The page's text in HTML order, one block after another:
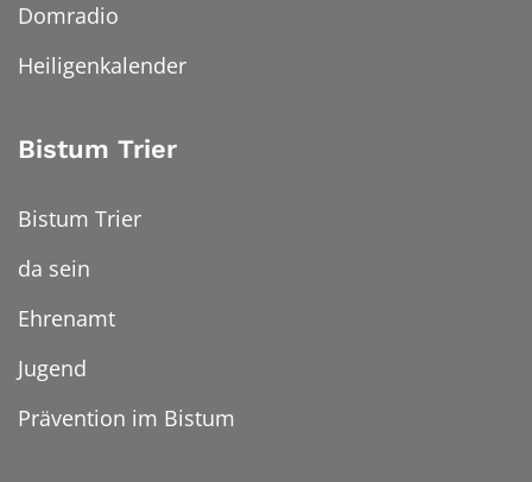
Domradio
Heiligenkalender
Bistum Trier
Bistum Trier
da sein
Ehrenamt
Jugend
Prävention im Bistum